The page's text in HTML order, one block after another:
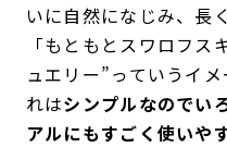
いに自然になじみ、長
「もともとスワロフ
ュエリー”っていうイ
れはシンプルなのでい
アルにもすごく使いや